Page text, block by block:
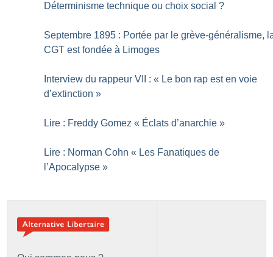
Déterminisme technique ou choix social ?
Septembre 1895 : Portée par le grève-généralisme,
CGT est fondée à Limoges
Interview du rappeur VII : « Le bon rap est en voie
d’extinction »
Lire : Freddy Gomez « Éclats d’anarchie »
Lire : Norman Cohn « Les Fanatiques de
l’Apocalypse »